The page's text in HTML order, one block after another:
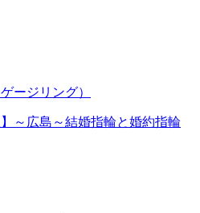
ージリング）
】～広島～結婚指輪と婚約指輪